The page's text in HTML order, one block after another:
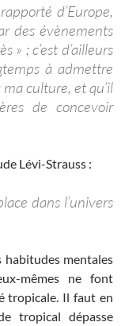
d’Europe,
des évènements
» ; c’est d’ailleurs
à admettre
culture, et qu’il
de concevoir
Lévi-Strauss :
dans l’univers
habitudes mentales
mêmes ne font
tropicale. Il faut en
tropical dépasse